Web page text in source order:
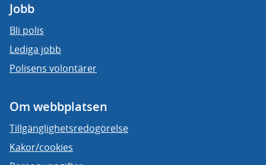
Jobb
Bli polis
Lediga jobb
Polisens volontärer
Om webbplatsen
Tillgänglighetsredogörelse
Kakor/cookies